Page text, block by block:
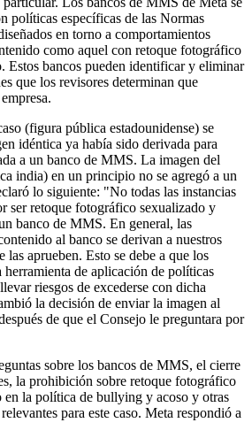
políticas específicas de las Normas
en torno a comportamientos
como aquel con retoque fotográfico
Estos bancos pueden identificar y eliminar
que los revisores determinan que
(figura pública estadounidense) se
idéntica ya había sido derivada para
a un banco de MMS. La imagen del
india) en un principio no se agregó a un
lo siguiente: "No todas las instancias
ser retoque fotográfico sexualizado y
banco de MMS. En general, las
al banco se derivan a nuestros
las aprueben. Esto se debe a que los
de aplicación de políticas
riesgos de excederse con dicha
la decisión de enviar la imagen al
de que el Consejo le preguntara por
sobre los bancos de MMS, el cierre
la prohibición sobre retoque fotográfico
en la política de bullying y acoso y otras
para este caso. Meta respondió a